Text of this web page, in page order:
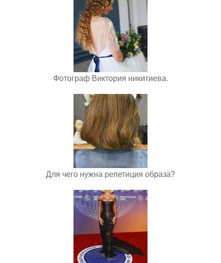
Фотограф Виктория никитиева.
Для чего нужна репетиция образа?